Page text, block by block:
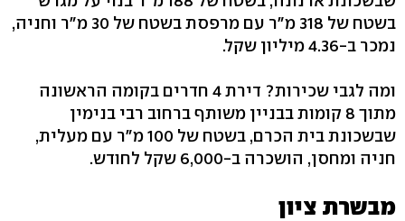
בשטח של 318 מ"ר עם מרפסת בשטח של 30 מ"ר וחניה,
נמכר ב-4.36 מיליון שקל.
ומה לגבי שכירות? דירת 4 חדרים בקומה הראשונה
מתוך 8 קומות בבניין משותף ברחוב רבי בנימין
שבשכונת בית הכרם, בשטח של 100 מ"ר עם מעלית,
חניה ומחסן, הושכרה ב-6,000 שקל לחודש.
מבשרת ציון